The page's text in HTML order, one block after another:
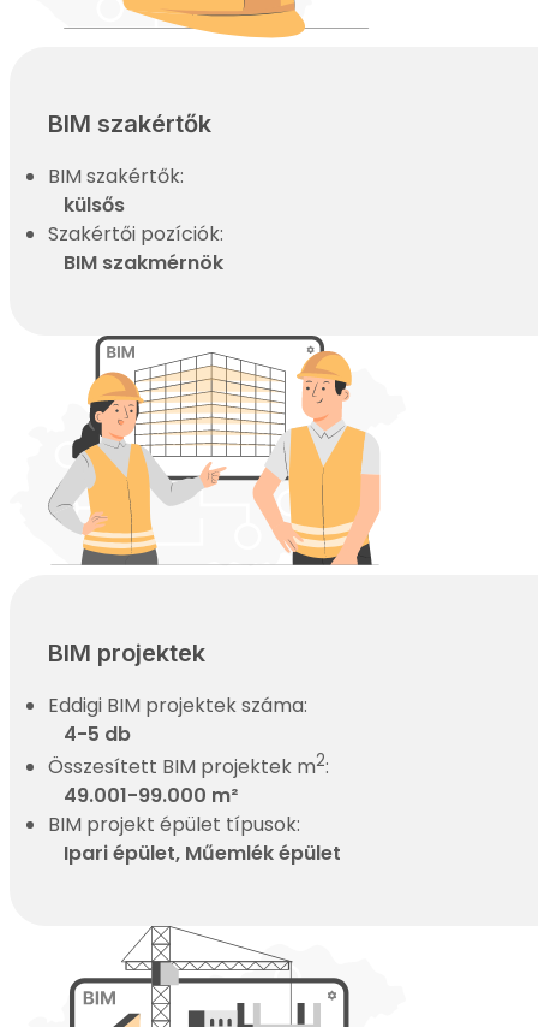
BIM szakértők
BIM szakértők:
külsős
Szakértői pozíciók:
BIM szakmérnök
BIM projektek
Eddigi BIM projektek száma:
4-5 db
Összesített BIM projektek m2:
49.001-99.000 m²
BIM projekt épület típusok:
Ipari épület, Műemlék épület